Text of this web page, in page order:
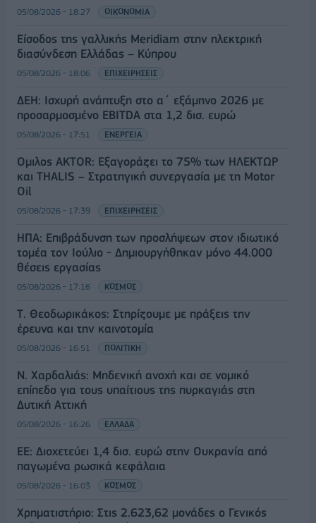
05/08/2026 - 18:27 ΟΙΚΟΝΟΜΙΑ
Είσοδος της γαλλικής Meridiam στην ηλεκτρική
διασύνδεση Ελλάδας – Κύπρου
05/08/2026 - 18:06 ΕΠΙΧΕΙΡΗΣΕΙΣ
ΔΕΗ: Ισχυρή ανάπτυξη στο α΄ εξάμηνο 2026 με
προσαρμοσμένο EBITDA στα 1,2 δισ. ευρώ
05/08/2026 - 17:51 ΕΝΕΡΓΕΙΑ
Όμιλος AKTOR: Εξαγοράζει το 75% των ΗΛΕΚΤΩΡ
και THALIS – Στρατηγική συνεργασία με τη Motor
Oil
05/08/2026 - 17:39 ΕΠΙΧΕΙΡΗΣΕΙΣ
ΗΠΑ: Επιβράδυνση των προσλήψεων στον ιδιωτικό
τομέα τον Ιούλιο - Δημιουργήθηκαν μόνο 44.000
θέσεις εργασίας
05/08/2026 - 17:16 ΚΟΣΜΟΣ
Τ. Θεοδωρικάκος: Στηρίζουμε με πράξεις την
έρευνα και την καινοτομία
05/08/2026 - 16:51 ΠΟΛΙΤΙΚΗ
Ν. Χαρδαλιάς: Μηδενική ανοχή και σε νομικό
επίπεδο για τους υπαίτιους της πυρκαγιάς στη
Δυτική Αττική
05/08/2026 - 16:26 ΕΛΛΑΔΑ
ΕΕ: Διοχετεύει 1,4 δισ. ευρώ στην Ουκρανία από
παγωμένα ρωσικά κεφάλαια
05/08/2026 - 16:03 ΚΟΣΜΟΣ
Χρηματιστήριο: Στις 2.623,62 μονάδες ο Γενικός